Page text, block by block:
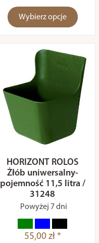
Wybierz opcje
HORIZONT ROLOS
Żłób uniwersalny-
pojemność 11,5 litra /
31248
Powyżej 7 dni
55,00 zł *